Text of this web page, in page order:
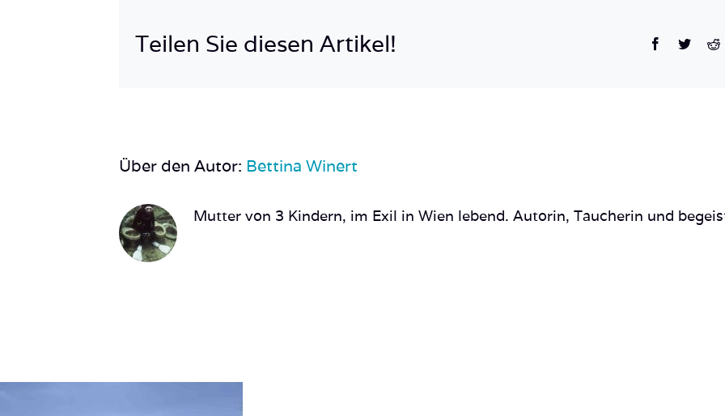
Teilen Sie diesen Artikel! Facebook
Twitter
Über den Autor: Bettina Winert
Mutter von 3 Kindern, im Exil in Wien lebend. Autorin, Taucherin und